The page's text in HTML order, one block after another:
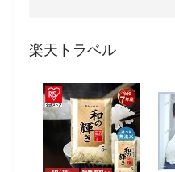
楽天トラベル